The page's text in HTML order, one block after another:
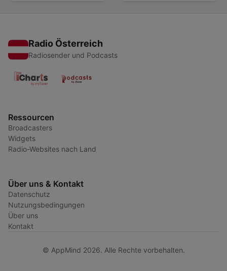
Radio Österreich
Radiosender und Podcasts
Ressourcen
Broadcasters
Widgets
Radio-Websites nach Land
Über uns & Kontakt
Datenschutz
Nutzungsbedingungen
Über uns
Kontakt
© AppMind 2026. Alle Rechte vorbehalten.